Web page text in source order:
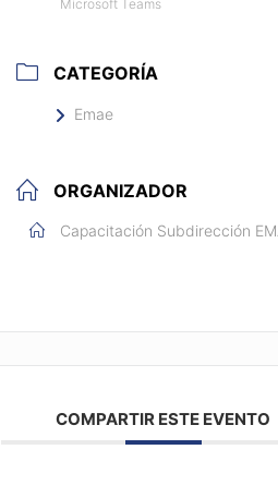
Microsoft Teams
CATEGORÍA
Emae
ORGANIZADOR
Capacitación Subdirección
COMPARTIR ESTE EVENTO